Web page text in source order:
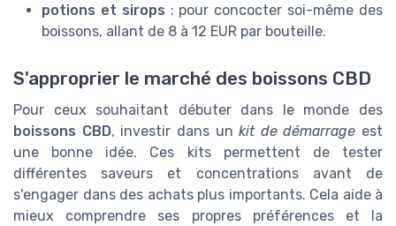
potions et sirops : pour concocter soi-même des
boissons, allant de 8 à 12 EUR par bouteille.
S'approprier le marché des boissons CBD
Pour ceux souhaitant débuter dans le monde des
boissons CBD, investir dans unkit de démarrage est
une bonne idée. Ces kits permettent de tester
différentes saveurs et concentrations avant de
s'engager dans des achats plus importants. Cela aide à
mieux comprendre ses propres préférences et la